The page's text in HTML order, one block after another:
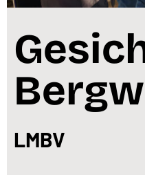
LMBV